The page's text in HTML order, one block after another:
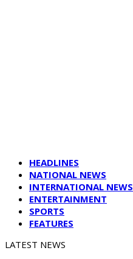
HEADLINES
NATIONAL NEWS
INTERNATIONAL NEWS
ENTERTAINMENT
SPORTS
FEATURES
LATEST NEWS